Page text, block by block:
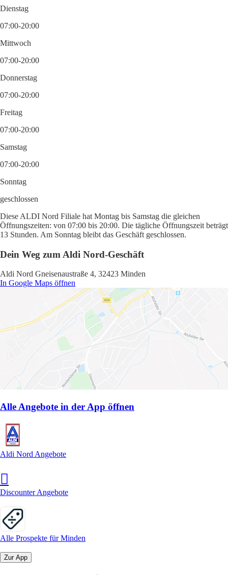
Dienstag
07:00-20:00
Mittwoch
07:00-20:00
Donnerstag
07:00-20:00
Freitag
07:00-20:00
Samstag
07:00-20:00
Sonntag
geschlossen
Diese ALDI Nord Filiale hat Montag bis Samstag die gleichen
Öffnungszeiten: von 07:00 bis 20:00. Die tägliche Öffnungszeit beträgt
13 Stunden. Am Sonntag bleibt das Geschäft geschlossen.
Dein Weg zum Aldi Nord-Geschäft
Aldi Nord Gneisenaustraße 4, 32423 Minden
In Google Maps öffnen
Alle Angebote in der App öffnen
Aldi Nord Angebote
Discounter Angebote
Alle Prospekte für Minden
Zur App